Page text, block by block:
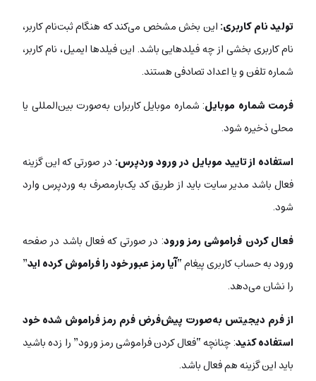
تولید نام کاربری:این بخش مشخص می‌کند که هنگام ثبت‌نام کاربر،
نام کاربری بخشی از چه فیلدهایی باشد. این فیلدها ایمیل، نام کاربر،
شماره تلفن و یا اعداد تصادفی هستند.
فرمت شماره موبایل: شماره موبایل کاربران به‌صورت بین‌المللی یا
محلی ذخیره شود.
استفاده از تایید موبایل در ورود وردپرس: در صورتی که این گزینه
فعال باشد مدیر سایت باید از طریق کد یک‌بار‌مصرف به وردپرس وارد
شود.
فعال کردن فراموشی رمز ورود: در صورتی که فعال باشد در صفحه
ورود به حساب کاربری پیغام “آیا رمز عبور خود را فراموش کرده اید”
را نشان می‌دهد.
از فرم دیجیتس به‌صورت پیش‌فرض فرم رمز فراموش شده خود
استفاده کنید: چنانچه “فعال کردن فراموشی رمز ورود” را زده باشید
باید این گزینه هم فعال باشد.